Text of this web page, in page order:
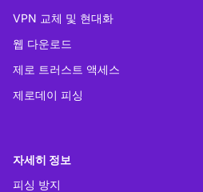
VPN 교체 및 현대화
웹 다운로드
제로 트러스트 액세스
제로데이 피싱
자세히 정보
피싱 방지